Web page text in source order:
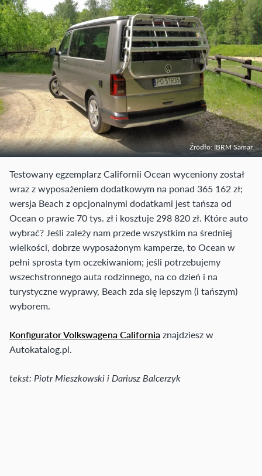
Źródło: IBRM Samar
Testowany egzemplarz Californii Ocean wyceniony został
wraz z wyposażeniem dodatkowym na ponad 365 162 zł;
wersja Beach z opcjonalnymi dodatkami jest tańsza od
Ocean o prawie 70 tys. zł i kosztuje 298 820 zł. Które auto
wybrać? Jeśli zależy nam przede wszystkim na średniej
wielkości, dobrze wyposażonym kamperze, to Ocean w
pełni sprosta tym oczekiwaniom; jeśli potrzebujemy
wszechstronnego auta rodzinnego, na co dzień i na
turystyczne wyprawy, Beach zda się lepszym (i tańszym)
wyborem.
Konfigurator Volkswagena California znajdziesz w
Autokatalog.pl.
tekst: Piotr Mieszkowski i Dariusz Balcerzyk